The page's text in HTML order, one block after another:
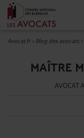
Avocat.fr>Blog des avocats>
MAÎTRE
AVOCAT